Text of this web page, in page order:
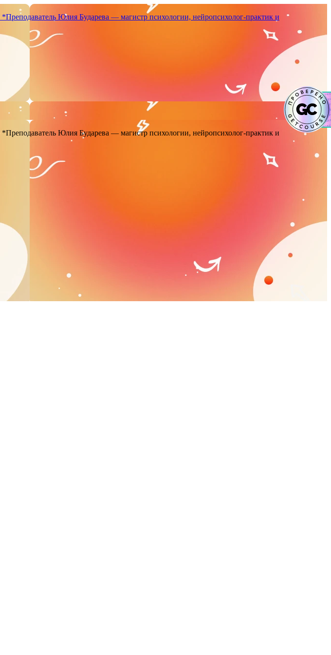
*Преподаватель Юлия Бударева — магистр психологии, нейропсихолог-практик и
*Преподаватель Юлия Бударева — магистр психологии, нейропсихолог-практик и